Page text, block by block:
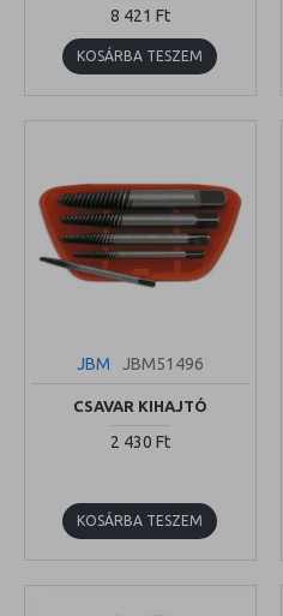
8 421 Ft
KOSÁRBA TESZEM
JBM JBM51496
CSAVAR KIHAJTÓ
2 430 Ft
KOSÁRBA TESZEM